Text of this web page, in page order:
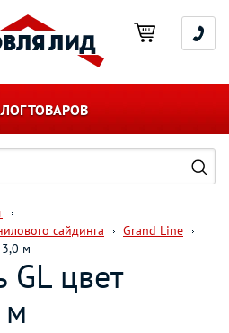
ТОВАРОВ
сайдинга
Grand Line
м
цвет